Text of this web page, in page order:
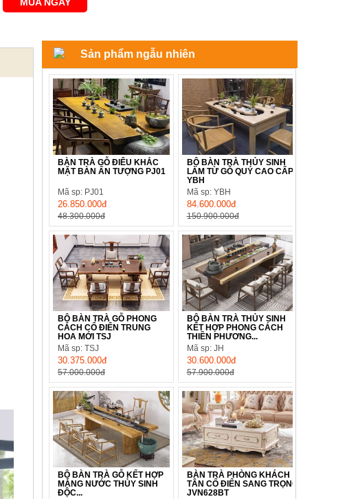
Sản phẩm ngẫu nhiên
BÀN TRÀ GỖ ĐIÊU KHẮC
MẶT BÀN ẤN TƯỢNG PJ01
Mã sp: PJ01
26.850.000đ
48.300.000đ
BỘ BÀN TRÀ THỦY SINH
LÀM TỪ GỖ QUÝ CAO CẤP
YBH
Mã sp: YBH
84.600.000đ
150.900.000đ
BỘ BÀN TRÀ GỖ PHONG
CÁCH CỔ ĐIỂN TRUNG
HOA MỚI TSJ
Mã sp: TSJ
30.375.000đ
57.000.000đ
BỘ BÀN TRÀ THỦY SINH
KẾT HỢP PHONG CÁCH
THIỀN PHƯƠNG...
Mã sp: JH
30.600.000đ
57.900.000đ
BỘ BÀN TRÀ GỖ KẾT HỢP
MÁNG NƯỚC THỦY SINH
ĐỘC...
BÀN TRÀ PHÒNG KHÁCH
TÂN CỔ ĐIỂN SANG TRỌNG
JVN628BT